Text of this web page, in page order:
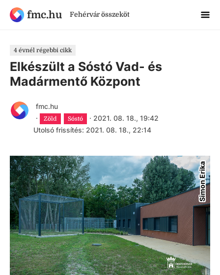
fmc.hu Fehérvár összeköt
4 évnél régebbi cikk
Elkészült a Sóstó Vad- és
Madármentő Központ
fmc.hu
·
Zöld Sóstó · 2021. 08. 18., 19:42
Utolsó frissítés: 2021. 08. 18., 22:14
Simon Erika